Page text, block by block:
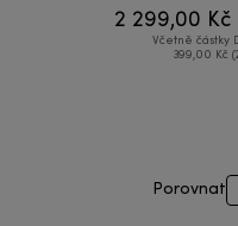
2 299,00 Kč
Včetně částky
399,00 Kč
Porovnat